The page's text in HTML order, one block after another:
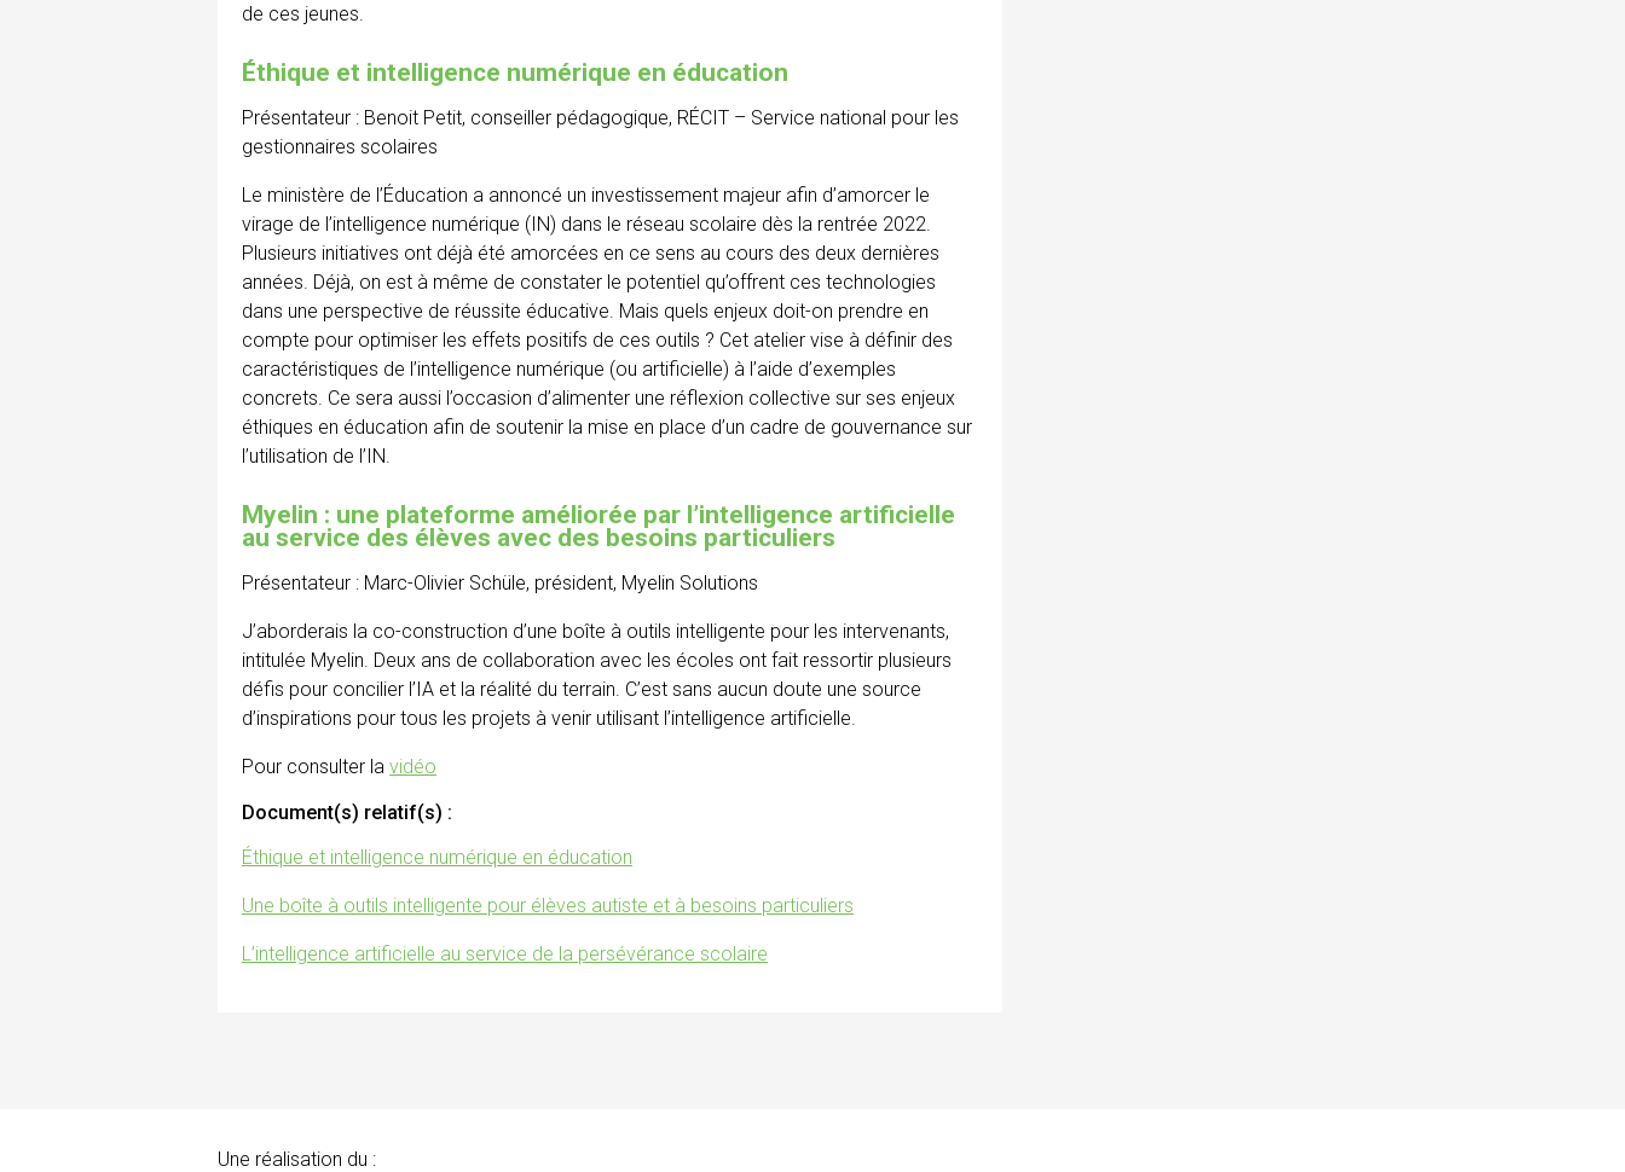
de ces jeunes.
Éthique et intelligence numérique en éducation
Présentateur : Benoit Petit, conseiller pédagogique, RÉCIT – Service national pour les
gestionnaires scolaires
Le ministère de l’Éducation a annoncé un investissement majeur afin d’amorcer le
virage de l’intelligence numérique (IN) dans le réseau scolaire dès la rentrée 2022.
Plusieurs initiatives ont déjà été amorcées en ce sens au cours des deux dernières
années. Déjà, on est à même de constater le potentiel qu’offrent ces technologies
dans une perspective de réussite éducative. Mais quels enjeux doit-on prendre en
compte pour optimiser les effets positifs de ces outils ? Cet atelier vise à définir des
caractéristiques de l’intelligence numérique (ou artificielle) à l’aide d’exemples
concrets. Ce sera aussi l’occasion d’alimenter une réflexion collective sur ses enjeux
éthiques en éducation afin de soutenir la mise en place d’un cadre de gouvernance sur
l’utilisation de l’IN.
Myelin : une plateforme améliorée par l’intelligence artificielle
au service des élèves avec des besoins particuliers
Présentateur : Marc-Olivier Schüle, président, Myelin Solutions
J’aborderais la co-construction d’une boîte à outils intelligente pour les intervenants,
intitulée Myelin. Deux ans de collaboration avec les écoles ont fait ressortir plusieurs
défis pour concilier l’IA et la réalité du terrain. C’est sans aucun doute une source
d’inspirations pour tous les projets à venir utilisant l’intelligence artificielle.
Pour consulter la vidéo
Document(s) relatif(s) :
Éthique et intelligence numérique en éducation
Une boîte à outils intelligente pour élèves autiste et à besoins particuliers
L’intelligence artificielle au service de la persévérance scolaire
Une réalisation du :